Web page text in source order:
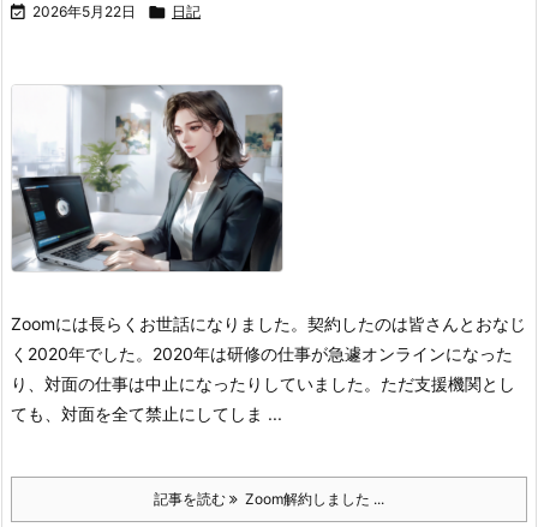
 2026年5月22日  日記
Zoomには長らくお世話になりました。契約したのは皆さんとおなじ
く2020年でした。2020年は研修の仕事が急遽オンラインになった
り、対面の仕事は中止になったりしていました。 ただ支援機関とし
ても、対面を全て禁止にしてしま ...
記事を読む Zoom解約しました ...